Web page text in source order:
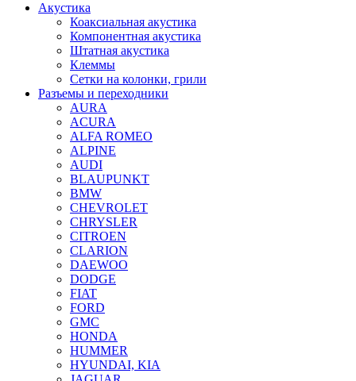
Акустика
Коаксиальная акустика
Компонентная акустика
Штатная акустика
Клеммы
Сетки на колонки, грили
Разъемы и переходники
AURA
ACURA
ALFA ROMEO
ALPINE
AUDI
BLAUPUNKT
BMW
CHEVROLET
CHRYSLER
CITROEN
CLARION
DAEWOO
DODGE
FIAT
FORD
GMC
HONDA
HUMMER
HYUNDAI, KIA